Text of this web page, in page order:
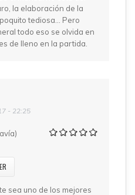
la elaboración de la
tediosa... Pero
todo eso se olvida en
de lleno en la partida.
- 22:25
sea uno de los mejores